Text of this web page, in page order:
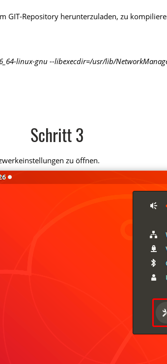
GIT-Repository herunterzuladen, zu
linux-gnu --libexecdir=/usr/lib/
Schritt 3
zu öffnen.